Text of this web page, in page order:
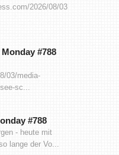
2026/08/03/media-
#788
03/media-
sc...
#788
- heute mit
lange der Vo...